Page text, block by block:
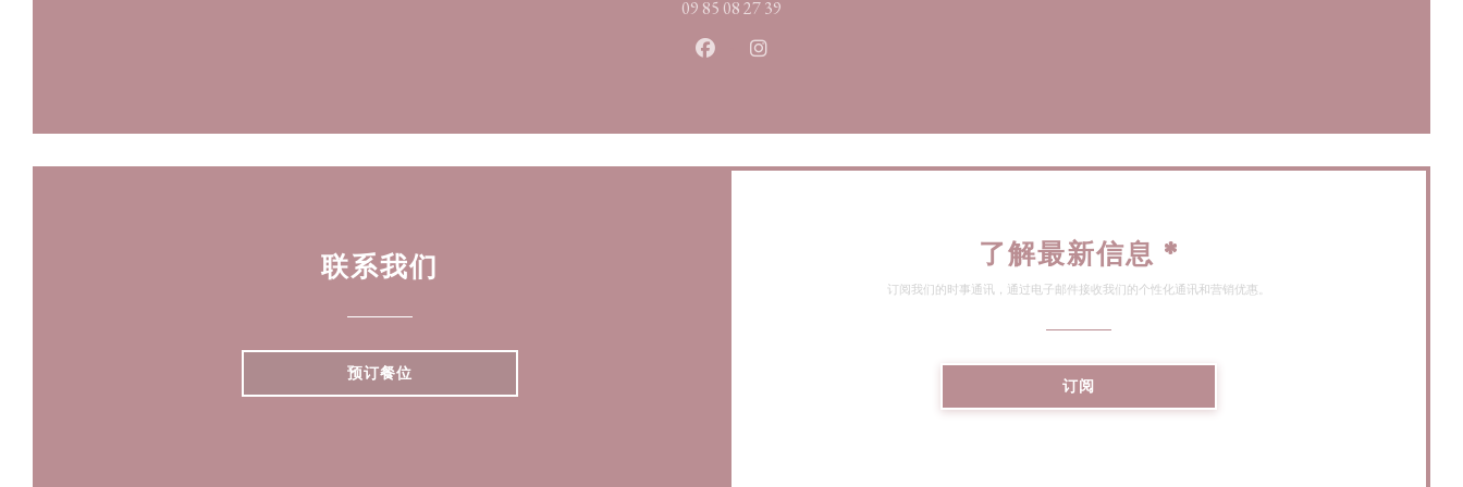
09 85 08 27 39
Facebook ((在新窗口中打开))
Instagram ((在新窗口中打开))
联系我们
预订餐位
了解最新信息 *
订阅我们的时事通讯，通过电子邮件接收我们的个性化通讯和营销优惠。
订阅